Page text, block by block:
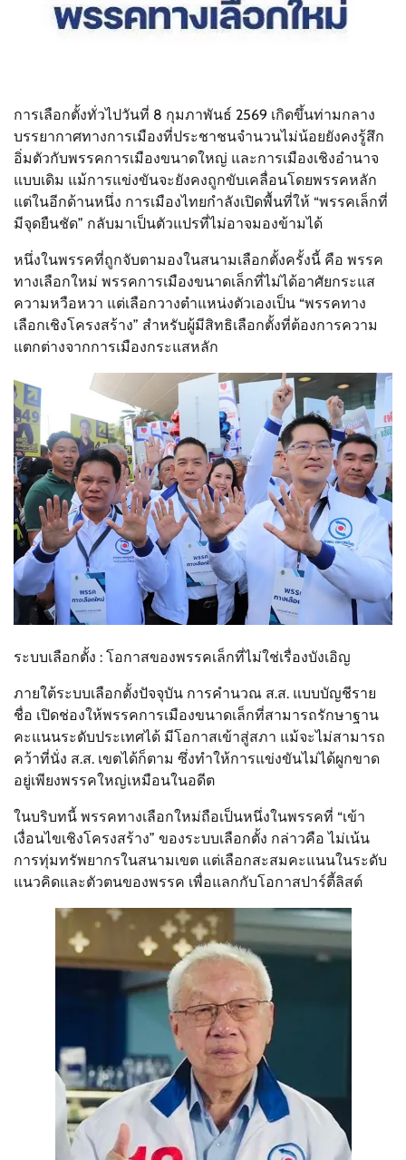
การเลือกตั้งทั่วไปวันที่ 8 กุมภาพันธ์ 2569 เกิดขึ้นท่ามกลาง
บรรยากาศทางการเมืองที่ประชาชนจำนวนไม่น้อยยังคงรู้สึก
อิ่มตัวกับพรรคการเมืองขนาดใหญ่ และการเมืองเชิงอำนาจ
แบบเดิม แม้การแข่งขันจะยังคงถูกขับเคลื่อนโดยพรรคหลัก
แต่ในอีกด้านหนึ่ง การเมืองไทยกำลังเปิดพื้นที่ให้ “พรรคเล็กที่
มีจุดยืนชัด” กลับมาเป็นตัวแปรที่ไม่อาจมองข้ามได้
หนึ่งในพรรคที่ถูกจับตามองในสนามเลือกตั้งครั้งนี้ คือ พรรค
ทางเลือกใหม่ พรรคการเมืองขนาดเล็กที่ไม่ได้อาศัยกระแส
ความหวือหวา แต่เลือกวางตำแหน่งตัวเองเป็น “พรรคทาง
เลือกเชิงโครงสร้าง” สำหรับผู้มีสิทธิเลือกตั้งที่ต้องการความ
แตกต่างจากการเมืองกระแสหลัก
ระบบเลือกตั้ง : โอกาสของพรรคเล็กที่ไม่ใช่เรื่องบังเอิญ
ภายใต้ระบบเลือกตั้งปัจจุบัน การคำนวณ ส.ส. แบบบัญชีราย
ชื่อ เปิดช่องให้พรรคการเมืองขนาดเล็กที่สามารถรักษาฐาน
คะแนนระดับประเทศได้ มีโอกาสเข้าสู่สภา แม้จะไม่สามารถ
คว้าที่นั่ง ส.ส. เขตได้ก็ตาม ซึ่งทำให้การแข่งขันไม่ได้ผูกขาด
อยู่เพียงพรรคใหญ่เหมือนในอดีต
ในบริบทนี้ พรรคทางเลือกใหม่ถือเป็นหนึ่งในพรรคที่ “เข้า
เงื่อนไขเชิงโครงสร้าง” ของระบบเลือกตั้ง กล่าวคือ ไม่เน้น
การทุ่มทรัพยากรในสนามเขต แต่เลือกสะสมคะแนนในระดับ
แนวคิดและตัวตนของพรรค เพื่อแลกกับโอกาสปาร์ตี้ลิสต์